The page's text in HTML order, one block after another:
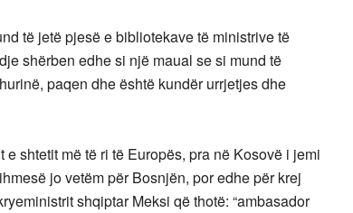
të jetë pjesë e bibliotekave të ministrive të
shërben edhe si një maual se si mund të
paqen dhe është kundër urrjetjes dhe
shtetit më të ri të Europës, pra në Kosovë i jemi
jo vetëm për Bosnjën, por edhe për krej
shqiptar Meksi që thotë: “ambasador